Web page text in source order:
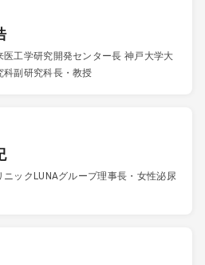
医工学研究開発センター長 神戸大学大
科副研究科長・教授
ニックLUNAグループ理事長・女性泌尿